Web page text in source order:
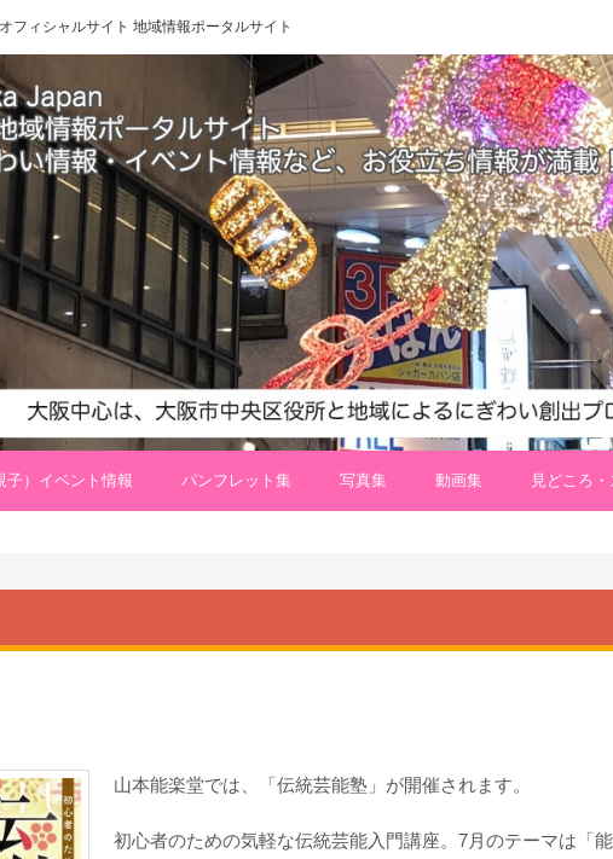
フィシャルサイト 地域情報ポータルサイト
子）イベント情報 パンフレット集 写真集 動画集 見どころ・
山本能楽堂では、「伝統芸能塾」が開催されます。
初心者のための気軽な伝統芸能入門講座。7月のテーマは「